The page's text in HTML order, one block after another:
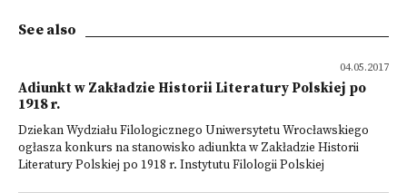
See also
04.05.2017
Adiunkt w Zakładzie Historii Literatury Polskiej po
1918 r.
Dziekan Wydziału Filologicznego Uniwersytetu Wrocławskiego
ogłasza konkurs na stanowisko adiunkta w Zakładzie Historii
Literatury Polskiej po 1918 r. Instytutu Filologii Polskiej